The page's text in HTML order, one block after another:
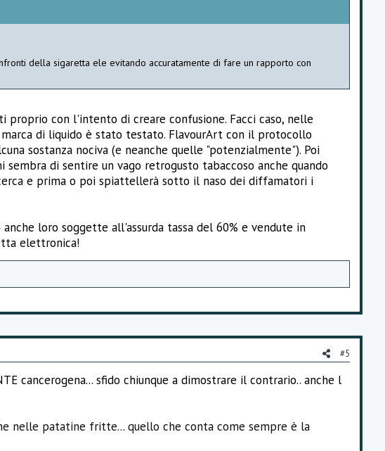
della sigaretta ele evitando accuratamente di fare un rapporto con
proprio con l'intento di creare confusione. Facci caso, nelle
di liquido è stato testato. FlavourArt con il protocollo
sostanza nociva (e neanche quelle "potenzialmente"). Poi
di sentire un vago retrogusto tabaccoso anche quando
e prima o poi spiattellerà sotto il naso dei diffamatori i
loro soggette all'assurda tassa del 60% e vendute in
elettronica!
#5
cancerogena... sfido chiunque a dimostrare il contrario.. anche l
nelle patatine fritte... quello che conta come sempre è la